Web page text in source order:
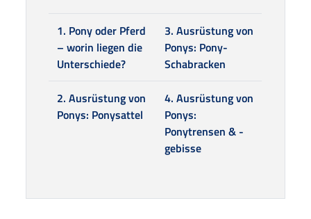
1. Pony oder Pferd
– worin liegen die
Unterschiede?
3. Ausrüstung von
Ponys: Pony-
Schabracken
2. Ausrüstung von
Ponys: Ponysattel
4. Ausrüstung von
Ponys:
Ponytrensen & -
gebisse